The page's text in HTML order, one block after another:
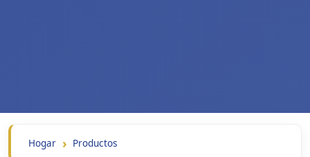
Hogar Productos